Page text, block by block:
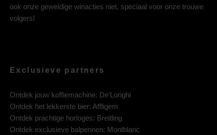
ook onze geweldige winacties niet, speciaal voor onze trouwe
volgers!
Exclusieve partners
Ontdek jouw koffiemachine: De’Longhi
Ontdek het lekkerste bier: Affligem
Ontdek prachtige horloges: Breitling
Ontdek exclusieve balpennen: Montblanc